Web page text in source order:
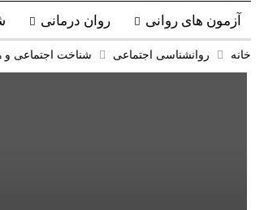
آزمون های روانی روان درمانی
خانه روانشناسی اجتماعی شناخت اجتماعی و